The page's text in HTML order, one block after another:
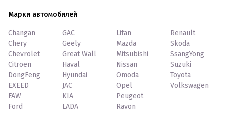
Марки автомобилей
Changan
Chery
Chevrolet
Citroen
DongFeng
EXEED
FAW
Ford
GAC
Geely
Great Wall
Haval
Hyundai
JAC
KIA
LADA
Lifan
Mazda
Mitsubishi
Nissan
Omoda
Opel
Peugeot
Ravon
Renault
Skoda
SsangYong
Suzuki
Toyota
Volkswagen